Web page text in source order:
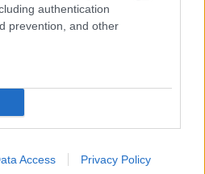
authentication
prevention, and other
Access Privacy Policy